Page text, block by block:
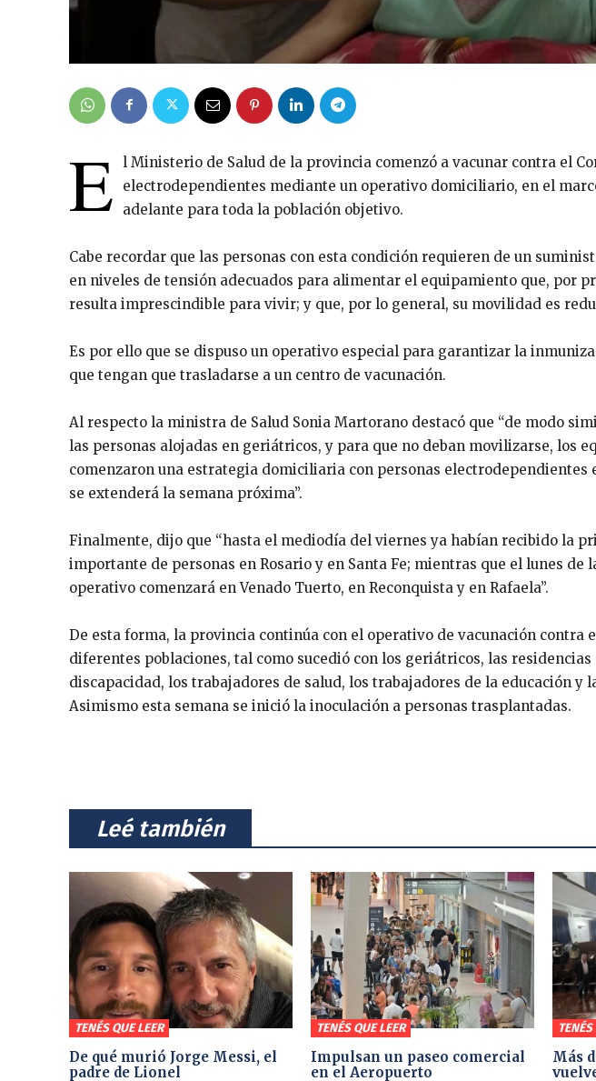
E l Ministerio de Salud de la provincia comenzó a vacunar contra el
electrodependientes mediante un operativo domiciliario, en el
adelante para toda la población objetivo.
Cabe recordar que las personas con esta condición requieren de un
en niveles de tensión adecuados para alimentar el equipamiento que, por
resulta imprescindible para vivir; y que, por lo general, su movilidad es
Es por ello que se dispuso un operativo especial para garantizar la
que tengan que trasladarse a un centro de vacunación.
Al respecto la ministra de Salud Sonia Martorano destacó que “de modo
las personas alojadas en geriátricos, y para que no deban movilizarse, los
comenzaron una estrategia domiciliaria con personas electrodependientes
se extenderá la semana próxima”.
Finalmente, dijo que “hasta el mediodía del viernes ya habían recibido la
importante de personas en Rosario y en Santa Fe; mientras que el lunes de
operativo comenzará en Venado Tuerto, en Reconquista y en Rafaela”.
De esta forma, la provincia continúa con el operativo de vacunación contra
diferentes poblaciones, tal como sucedió con los geriátricos, las residencias
discapacidad, los trabajadores de salud, los trabajadores de la educación y
Asimismo esta semana se inició la inoculación a personas trasplantadas.
⠀Leé también⠀
TENÉS QUE LEER
De qué murió Jorge Messi, el
padre de Lionel
TENÉS QUE LEER
Impulsan un paseo comercial
en el Aeropuerto
Más